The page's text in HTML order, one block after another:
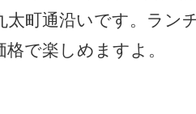
太町通沿いです。ラン
格で楽しめますよ。